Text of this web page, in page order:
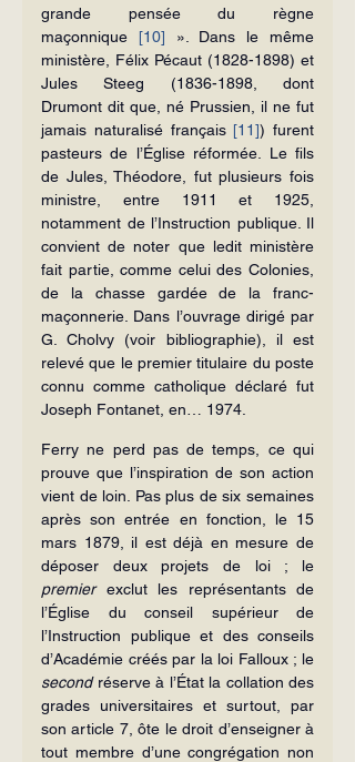
grande pensée du règne
maçonnique [10] ». Dans le même
ministère, Félix Pécaut (1828-1898) et
Jules Steeg (1836-1898, dont
Drumont dit que, né Prussien, il ne fut
jamais naturalisé français [11]) furent
pasteurs de l’Église réformée. Le fils
de Jules, Théodore, fut plusieurs fois
ministre, entre 1911 et 1925,
notamment de l’Instruction publique. Il
convient de noter que ledit ministère
fait partie, comme celui des Colonies,
de la chasse gardée de la franc-
maçonnerie. Dans l’ouvrage dirigé par
G. Cholvy (voir bibliographie), il est
relevé que le premier titulaire du poste
connu comme catholique déclaré fut
Joseph Fontanet, en… 1974.
Ferry ne perd pas de temps, ce qui
prouve que l’inspiration de son action
vient de loin. Pas plus de six semaines
après son entrée en fonction, le 15
mars 1879, il est déjà en mesure de
premier exclut les représentants de
l’Église du conseil supérieur de
l’Instruction publique et des conseils
second réserve à l’État la collation des
grades universitaires et surtout, par
son article 7, ôte le droit d’enseigner à
tout membre d’une congrégation non